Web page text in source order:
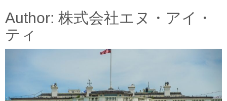
o
Author: 株式会社エヌ・アイ・
ティ